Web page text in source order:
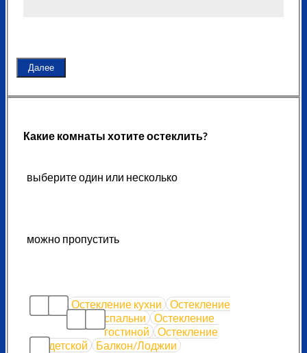
Далее
Какие комнаты хотите остеклить?
выберите один или несколько
можно пропустить
Остекление кухни
Остекление
спальни
Остекление
гостиной
Остекление
детской
Балкон/Лоджии